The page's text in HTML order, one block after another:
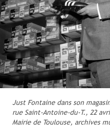
Just Fontaine dans son
rue Saint-Antoine-du-T., 22
Mairie de Toulouse, archives